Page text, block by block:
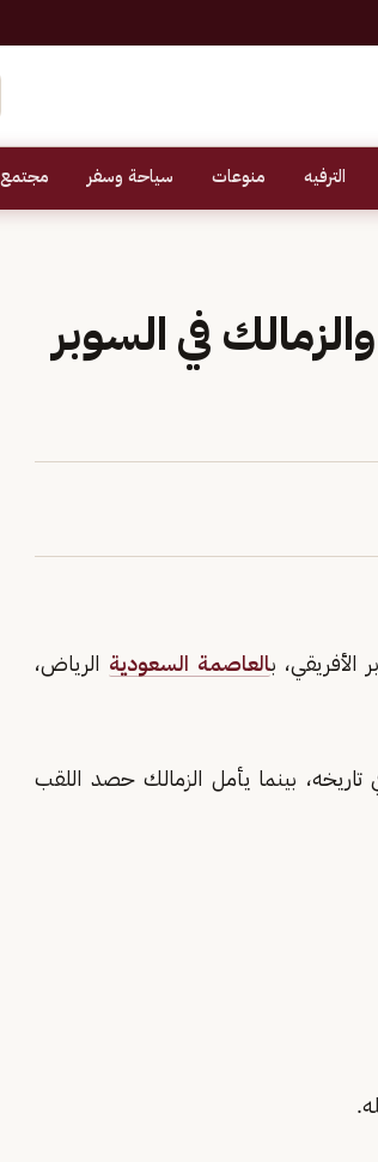
الترفيه منوعات سياحة وسفر مجتمع
في السوبر
بالعاصمة السعودية الرياض،
بينما يأمل الزمالك حصد اللقب